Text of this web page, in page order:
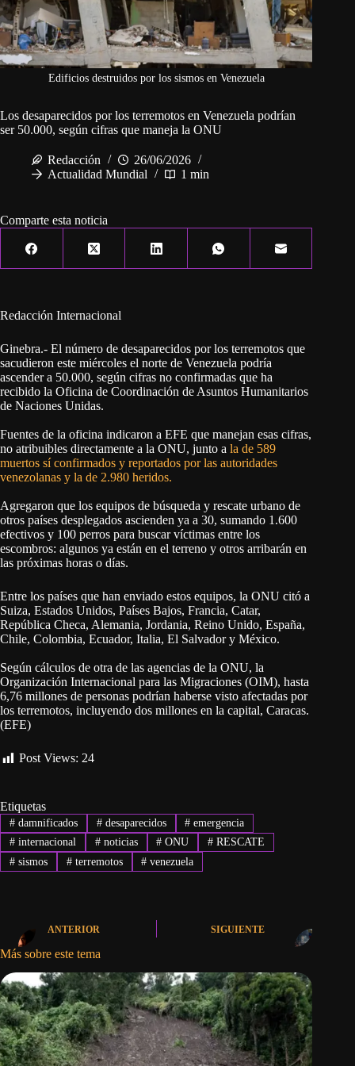
Edificios destruidos por los sismos en Venezuela
Los desaparecidos por los terremotos en Venezuela podrían
ser 50.000, según cifras que maneja la ONU
Redacción
26/06/2026
Actualidad Mundial
1 min
Comparte esta noticia
Redacción Internacional
Ginebra.- El número de desaparecidos por los terremotos que
sacudieron este miércoles el norte de Venezuela podría
ascender a 50.000, según cifras no confirmadas que ha
recibido la Oficina de Coordinación de Asuntos Humanitarios
de Naciones Unidas.
Fuentes de la oficina indicaron a EFE que manejan esas cifras,
no atribuibles directamente a la ONU, junto a la de 589
muertos sí confirmados y reportados por las autoridades
venezolanas y la de 2.980 heridos.
Agregaron que los equipos de búsqueda y rescate urbano de
otros países desplegados ascienden ya a 30, sumando 1.600
efectivos y 100 perros para buscar víctimas entre los
escombros: algunos ya están en el terreno y otros arribarán en
las próximas horas o días.
Entre los países que han enviado estos equipos, la ONU citó a
Suiza, Estados Unidos, Países Bajos, Francia, Catar,
República Checa, Alemania, Jordania, Reino Unido, España,
Chile, Colombia, Ecuador, Italia, El Salvador y México.
Según cálculos de otra de las agencias de la ONU, la
Organización Internacional para las Migraciones (OIM), hasta
6,76 millones de personas podrían haberse visto afectadas por
los terremotos, incluyendo dos millones en la capital, Caracas.
(EFE)
Post Views: 24
Etiquetas
#damnificados #desaparecidos # emergencia
#internacional #noticias # ONU # RESCATE
#sismos #terremotos # venezuela
ANTERIOR SIGUIENTE
Más sobre este tema